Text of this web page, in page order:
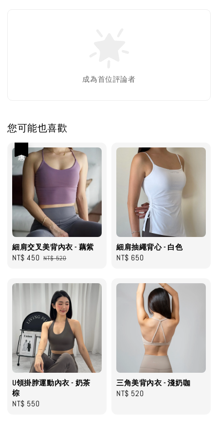
成為首位評論者
您可能也喜歡
細肩交叉美背內衣 - 藕紫
Sale
NT$ 450 Regular
NT$ 520
細肩抽繩背心 - 白色
Regular
NT$ 650
U領掛脖運動內衣 - 奶茶
棕
Regular
NT$ 550
三角美背內衣 - 淺奶咖
Regular
NT$ 520